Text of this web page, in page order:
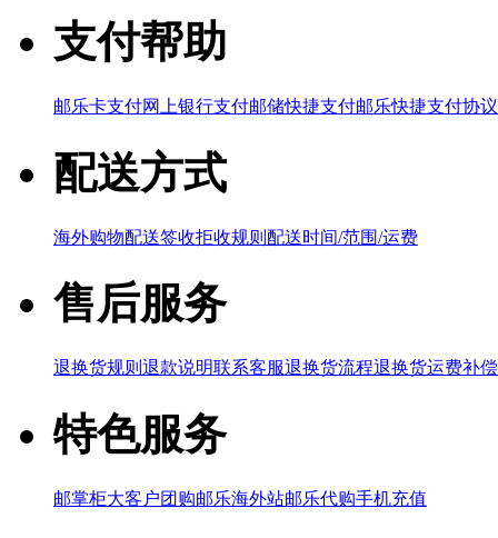
支付帮助
邮乐卡支付网上银行支付邮储快捷支付邮乐快捷支付协议
配送方式
海外购物配送签收拒收规则 配送时间/范围/运费
售后服务
退换货规则 退款说明联系客服退换货流程退换货运费补
特色服务
邮掌柜大客户团购邮乐海外站邮乐代购手机充值